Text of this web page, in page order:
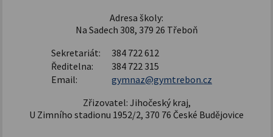
Adresa školy:
Na Sadech 308, 379 26 Třeboň
Sekretariát:
384 722 612
Ředitelna:
384 722 315
Email:
gymnaz@gymtrebon.cz
Zřizovatel: Jihočeský kraj,
U Zimního stadionu 1952/2, 370 76 České Budějovice